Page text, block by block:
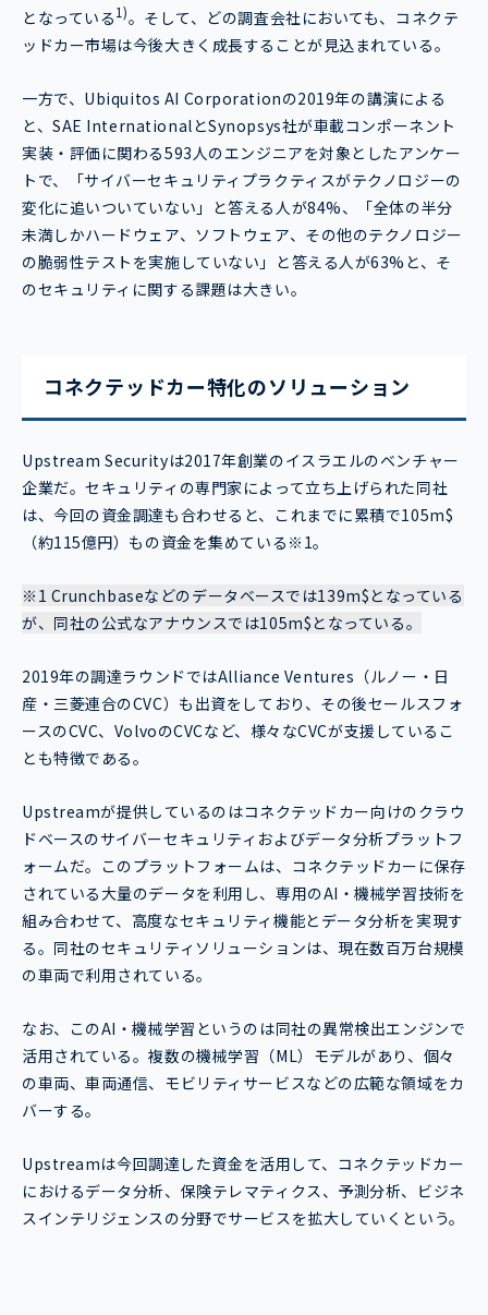
となっている1)。そして、どの調査会社においても、コネクテ
ッドカー市場は今後大きく成長することが見込まれている。
一方で、Ubiquitos AI Corporationの2019年の講演による
と、SAE InternationalとSynopsys社が車載コンポーネント
実装・評価に関わる593人のエンジニアを対象としたアンケー
トで、「サイバーセキュリティプラクティスがテクノロジーの
変化に追いついていない」と答える人が84%、「全体の半分
未満しかハードウェア、ソフトウェア、その他のテクノロジー
の脆弱性テストを実施していない」と答える人が63%と、そ
のセキュリティに関する課題は大きい。
コネクテッドカー特化のソリューション
Upstream Securityは2017年創業のイスラエルのベンチャー
企業だ。セキュリティの専門家によって立ち上げられた同社
は、今回の資金調達も合わせると、これまでに累積で105m$
（約115億円）もの資金を集めている※1。
※1 Crunchbaseなどのデータベースでは139m$となっている
が、同社の公式なアナウンスでは105m$となっている。
2019年の調達ラウンドではAlliance Ventures（ルノー・日
産・三菱連合のCVC）も出資をしており、その後セールスフォ
ースのCVC、VolvoのCVCなど、様々なCVCが支援しているこ
とも特徴である。
Upstreamが提供しているのはコネクテッドカー向けのクラウ
ドベースのサイバーセキュリティおよびデータ分析プラットフ
ォームだ。このプラットフォームは、コネクテッドカーに保存
されている大量のデータを利用し、専用のAI・機械学習技術を
組み合わせて、高度なセキュリティ機能とデータ分析を実現す
る。同社のセキュリティソリューションは、現在数百万台規模
の車両で利用されている。
なお、このAI・機械学習というのは同社の異常検出エンジンで
活用されている。複数の機械学習（ML）モデルがあり、個々
の車両、車両通信、モビリティサービスなどの広範な領域をカ
バーする。
Upstreamは今回調達した資金を活用して、コネクテッドカー
におけるデータ分析、保険テレマティクス、予測分析、ビジネ
スインテリジェンスの分野でサービスを拡大していくという。